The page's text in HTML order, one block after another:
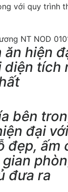
với quy trình
ăn hiện
diện tích
bên
đại
đẹp, ấm
đưa ra